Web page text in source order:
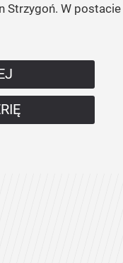
Strzygoń. W postacie